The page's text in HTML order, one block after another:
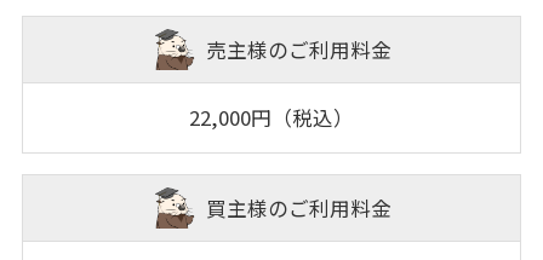
売主様のご利用料金
22,000円（税込）
買主様のご利用料金